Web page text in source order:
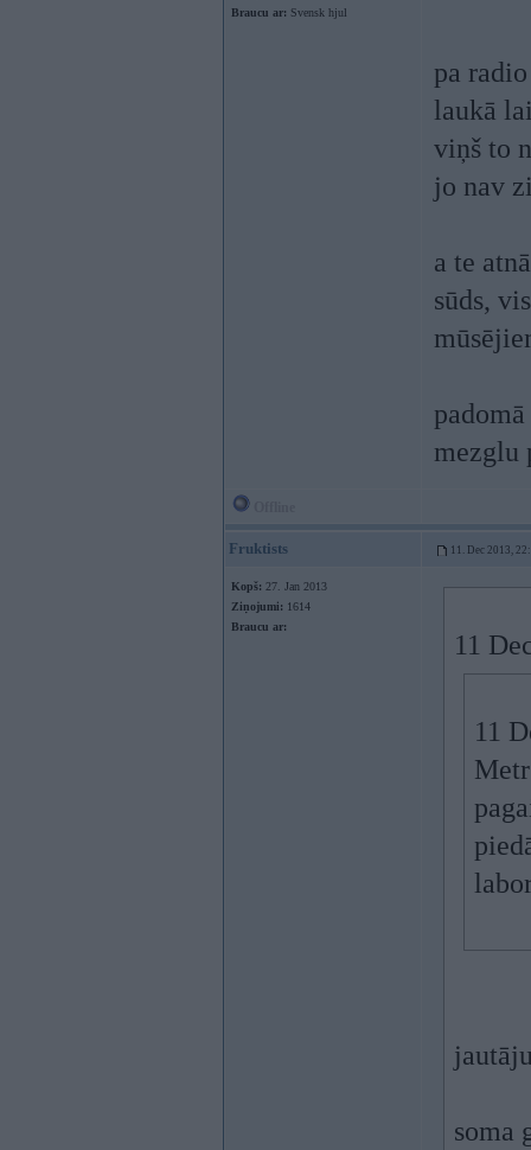
Braucu ar: Svensk hjul
pa
laukā
viņš to
jo nav
a te
sūds,
mezglu
Fruktists 11. Dec 2013,
Kopš: 27. Jan 2013
Ziņojumi: 1614
Braucu ar:
11
11
soma